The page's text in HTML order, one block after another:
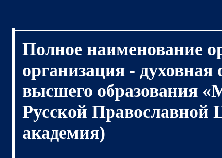
Полное наименование
организация - духовная
высшего образования
Русской Православной
академия)